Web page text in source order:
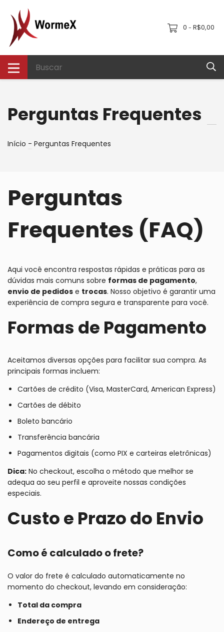
0 - R$0,00
Perguntas Frequentes
Início - Perguntas Frequentes
Perguntas
Frequentes (FAQ)
Aqui você encontra respostas rápidas e práticas para as
dúvidas mais comuns sobre formas de pagamento,
envio de pedidos e trocas. Nosso objetivo é garantir uma
experiência de compra segura e transparente para você.
Formas de Pagamento
Aceitamos diversas opções para facilitar sua compra. As
principais formas incluem:
Cartões de crédito (Visa, MasterCard, American Express)
Cartões de débito
Boleto bancário
Transferência bancária
Pagamentos digitais (como PIX e carteiras eletrônicas)
Dica: No checkout, escolha o método que melhor se
adequa ao seu perfil e aproveite nossas condições
especiais.
Custo e Prazo do Envio
Como é calculado o frete?
O valor do frete é calculado automaticamente no
momento do checkout, levando em consideração:
Total da compra
Endereço de entrega